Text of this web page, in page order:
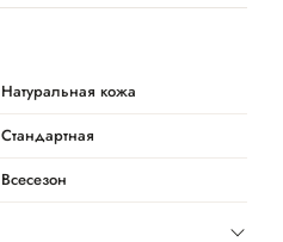
Натуральная кожа
Стандартная
Всесезон